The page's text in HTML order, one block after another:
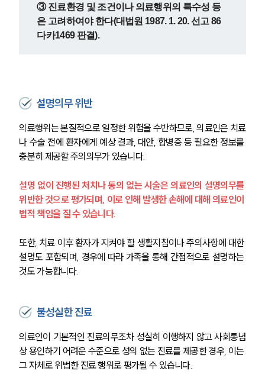
③ 진료환경 및 조건이나 의료행위의 특수성 등
은 고려하여야 한다(대법원 1987. 1. 20. 선고 86
다카1469 판결).
설명의무 위반
의료행위는 본질적으로 일정한 위험을 수반하므로, 의료인은 치료
나 수술 전에 환자에게 예상 결과, 대안, 합병증 등 필요한 정보를
충분히 제공할 주의의무가 있습니다.
설명 없이 진행된 처치나 동의 없는 시술은 의료인의 설명의무를
위반한 것으로 평가되며, 이로 인해 발생한 손해에 대해 의료인이
법적 책임을 질 수 있습니다.
또한, 치료 이후 환자가 지켜야 할 생활지침이나 주의사항에 대한
설명도 포함되며, 경우에 따라 가족을 통해 간접적으로 설명하는
것도 가능합니다.
불성실한 진료
의료인이 기본적인 진료의무조차 성실히 이행하지 않고 사회통념
상 용인하기 어려운 수준으로 성의 없는 진료를 제공한 경우, 이는
그 자체로 위법한 진료 행위로 평가될 수 있습니다.